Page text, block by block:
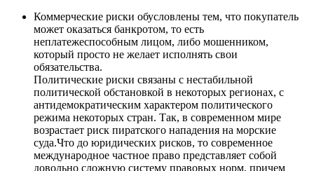
Коммерческие риски обусловлены тем, что покупатель
может оказаться банкротом, то есть
неплатежеспособным лицом, либо мошенником,
который просто не желает исполнять свои
обязательства.
Политические риски связаны с нестабильной
политической обстановкой в некоторых регионах, с
антидемократическим характером политического
режима некоторых стран. Так, в современном мире
возрастает риск пиратского нападения на морские
суда.Что до юридических рисков, то современное
международное частное право представляет собой
довольно сложную систему правовых норм, причем